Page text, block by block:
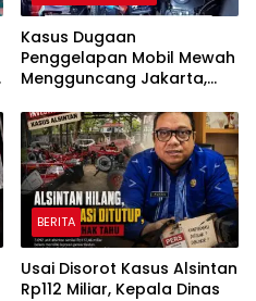
Kasus Dugaan
Penggelapan Mobil Mewah
Mengguncang Jakarta,
Hukum di Polda Metro Jaya
BERITA
Usai Disorot Kasus Alsintan
Rp112 Miliar, Kepala Dinas